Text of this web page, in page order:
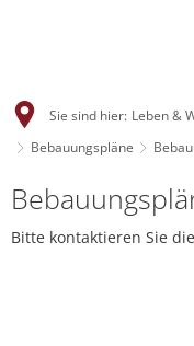
Sie sind hier: Leben &
Bebauungspläne
Reichelsheim
Bitte kontaktieren Sie